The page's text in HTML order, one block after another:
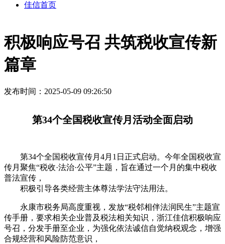
佳信首页
积极响应号召 共筑税收宣传新
篇章
发布时间 ：2025-05-09 09:26:50
第34个全国税收宣传月活动全面启动
第34个全国税收宣传月4月1日正式启动。今年全国税收宣
传月聚焦“税收·法治·公平”主题，旨在通过一个月的集中税收
普法宣传，
积极引导各类经营主体尊法学法守法用法。
永康市税务局高度重视，发放“税邻相伴法润民生”主题宣
传手册，要求相关企业普及税法相关知识，浙江佳信积极响应
号召，分发手册至企业，为强化依法诚信自觉纳税观念，增强
合规经营和风险防范意识，